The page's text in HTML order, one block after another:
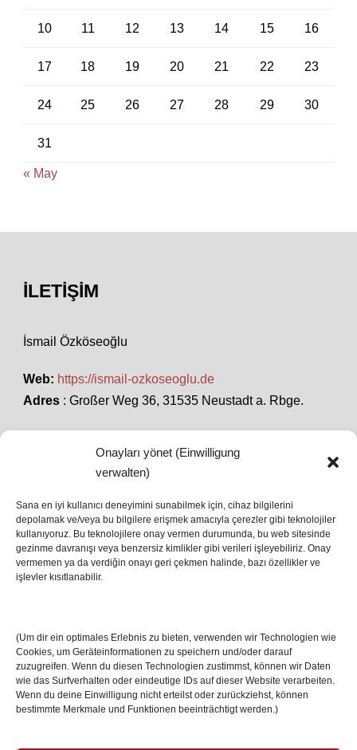
Onayları yönet (Einwilligung
verwalten)
Sana en iyi kullanıcı deneyimini sunabilmek için, cihaz bilgilerini
depolamak ve/veya bu bilgilere erişmek amacıyla çerezler gibi teknolojiler
kullanıyoruz. Bu teknolojilere onay vermen durumunda, bu web sitesinde
gezinme davranışı veya benzersiz kimlikler gibi verileri işleyebiliriz. Onay
vermemen ya da verdiğin onayı geri çekmen halinde, bazı özellikler ve
işlevler kısıtlanabilir.
(Um dir ein optimales Erlebnis zu bieten, verwenden wir Technologien wie
Cookies, um Geräteinformationen zu speichern und/oder darauf
zuzugreifen. Wenn du diesen Technologien zustimmst, können wir Daten
wie das Surfverhalten oder eindeutige IDs auf dieser Website verarbeiten.
Wenn du deine Einwilligung nicht erteilst oder zurückziehst, können
bestimmte Merkmale und Funktionen beeinträchtigt werden.)
10 11 12 13 14 15 16
17 18 19 20 21 22 23
24 25 26 27 28 29 30
31
« May
İLETIŞIM
İsmail Özköseoğlu
Web: https://ismail-ozkoseoglu.de
Adres : Großer Weg 36, 31535 Neustadt a. Rbge.
SON HABERLER
İstanbul’da Avrupa Ligi Finali: Freiburg ve Aston
Villa Boğaz’da Tarih Yazmaya Hazırlanıyor
08 May 2026
17 Nis 2026